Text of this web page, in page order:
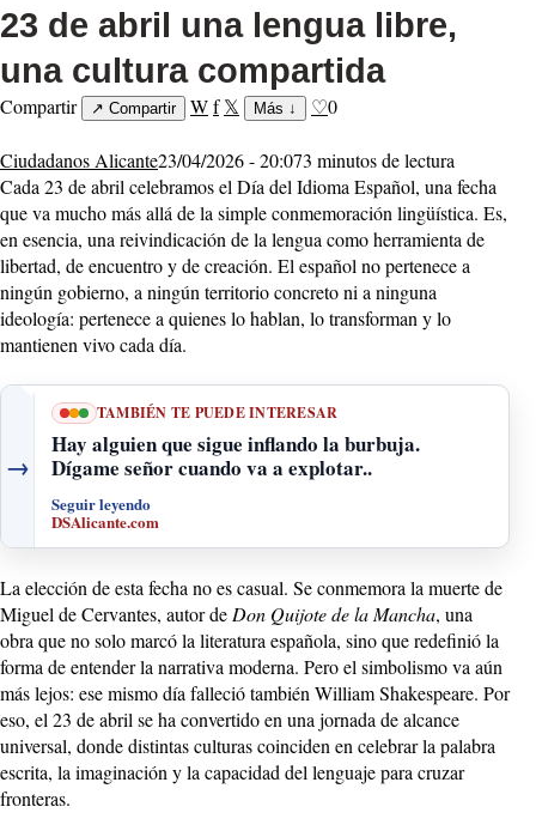
23 de abril una lengua libre,
una cultura compartida
Compartir ↗ Compartir Wf 𝕏 Más ↓ ♡0
Ciudadanos Alicante23/04/2026 - 20:073 minutos de lectura
Cada 23 de abril celebramos el Día del Idioma Español, una fecha
que va mucho más allá de la simple conmemoración lingüística. Es,
en esencia, una reivindicación de la lengua como herramienta de
libertad, de encuentro y de creación. El español no pertenece a
ningún gobierno, a ningún territorio concreto ni a ninguna
ideología: pertenece a quienes lo hablan, lo transforman y lo
mantienen vivo cada día.
→
TAMBIÉN TE PUEDE INTERESAR
Hay alguien que sigue inflando la burbuja.
Dígame señor cuando va a explotar..
Seguir leyendo
DSAlicante.com
La elección de esta fecha no es casual. Se conmemora la muerte de
Miguel de Cervantes, autor deDon Quijote de la Mancha, una
obra que no solo marcó la literatura española, sino que redefinió la
forma de entender la narrativa moderna. Pero el simbolismo va aún
más lejos: ese mismo día falleció también William Shakespeare. Por
eso, el 23 de abril se ha convertido en una jornada de alcance
universal, donde distintas culturas coinciden en celebrar la palabra
escrita, la imaginación y la capacidad del lenguaje para cruzar
fronteras.